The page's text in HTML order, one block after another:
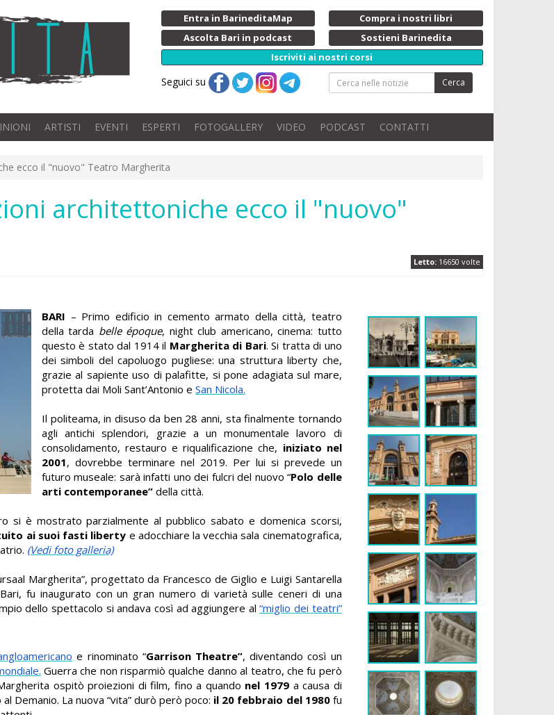
Entra in BarineditaMap
Compra i nostri libri
Ascolta Bari in podcast
Sostieni Barinedita
Iscriviti ai nostri corsi
Seguici su Cerca
ARTISTI EVENTI ESPERTI FOTOGALLERY VIDEO PODCAST CONTATTI
ecco il "nuovo" Teatro Margherita
architettoniche ecco il "nuovo"
Letto: 16650 volte
BARI – Primo edificio in cemento armato della città, teatro
della tarda belle époque, night club americano, cinema: tutto
questo è stato dal 1914 il Margherita di Bari. Si tratta di uno
dei simboli del capoluogo pugliese: una struttura liberty che,
grazie al sapiente uso di palafitte, si pone adagiata sul mare,
protetta dai Moli Sant’Antonio e San Nicola.
Il politeama, in disuso da ben 28 anni, sta finalmente tornando
agli antichi splendori, grazie a un monumentale lavoro di
consolidamento, restauro e riqualificazione che, iniziato nel
2001, dovrebbe terminare nel 2019. Per lui si prevede un
futuro museale: sarà infatti uno dei fulcri del nuovo “Polo delle
arti contemporanee” della città.
si è mostrato parzialmente al pubblico sabato e domenica scorsi,
ai suoi fasti liberty e adocchiare la vecchia sala cinematografica,
(Vedi foto galleria)
Margherita”, progettato da Francesco de Giglio e Luigi Santarella
fu inaugurato con un gran numero di varietà sulle ceneri di una
dello spettacolo si andava così ad aggiungere al“miglio dei teatri”
e rinominato “Garrison Theatre”, diventando così un
Guerra che non risparmiò qualche danno al teatro, che fu però
ospitò proiezioni di film, fino a quando nel 1979 a causa di
Demanio. La nuova “vita” durò però poco: il 20 febbraio del 1980fu